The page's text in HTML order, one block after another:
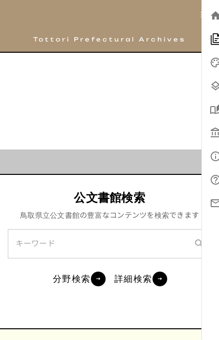
Tottori Prefectural Archives
公文書館検索
鳥取県立公文書館の豊富なコンテンツを検索できます
キーワード
分野検索 詳細検索